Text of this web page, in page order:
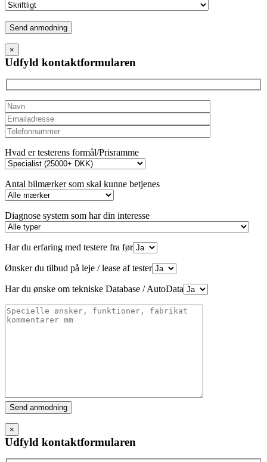
Please
leave
this
field
empty.
×
Udfyld kontaktformularen
Hvad er testerens formål/Prisramme
Antal bilmærker som skal kunne betjenes
Diagnose system som har din interesse
Har du erfaring med testere fra før
Ønsker du tilbud på leje / lease af tester
Har du ønske om tekniske Database / AutoData
Please
leave
this
field
empty.
×
Udfyld kontaktformularen